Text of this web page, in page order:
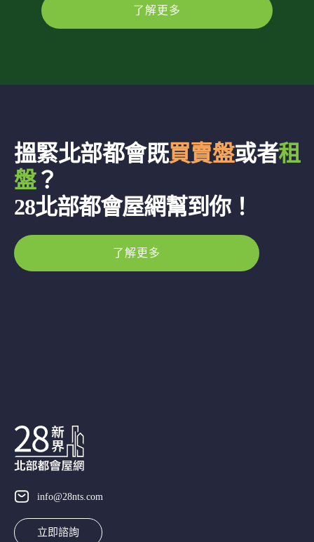
了解更多
搵緊北部都會既買賣盤或者租
盤？
28北部都會屋網幫到你！
了解更多
info@28nts.com
立即諮詢